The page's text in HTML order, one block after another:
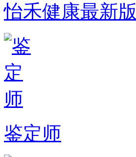
怡禾健康最新版
鉴定师